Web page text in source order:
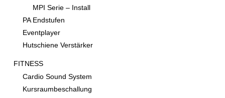
MPI Serie – Install
PA Endstufen
Eventplayer
Hutschiene Verstärker
FITNESS
Cardio Sound System
Kursraumbeschallung